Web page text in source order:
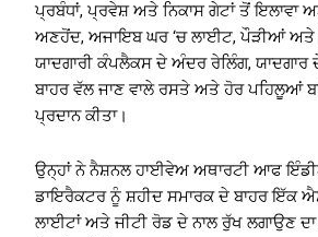
ਪ੍ਰਬੰਧਾਂ, ਪ੍ਰਵੇਸ਼ ਅਤੇ ਨਿਕਾਸ ਗੇਟਾਂ ਤੋਂ ਇਲਾਵਾ
ਅਣਹੋਂਦ, ਅਜਾਇਬ ਘਰ ‘ਚ ਲਾਈਟ, ਪੌੜੀਆਂ ਅਤੇ
ਯਾਦਗਾਰੀ ਕੰਪਲੈਕਸ ਦੇ ਅੰਦਰ ਰੇਲਿੰਗ,
ਬਾਹਰ ਵੱਲ ਜਾਣ ਵਾਲੇ ਰਸਤੇ ਅਤੇ ਹੋਰ ਪਹਿਲੂਆਂ
ਪ੍ਰਦਾਨ ਕੀਤਾ।
ਉਨ੍ਹਾਂ ਨੇ ਨੈਸ਼ਨਲ ਹਾਈਵੇਅ ਅਥਾਰਟੀ ਆਫ
ਡਾਇਰੈਕਟਰ ਨੂੰ ਸ਼ਹੀਦ ਸਮਾਰਕ ਦੇ ਬਾਹਰ ਇੱਕ
ਲਾਈਟਾਂ ਅਤੇ ਜੀਟੀ ਰੋਡ ਦੇ ਨਾਲ ਰੁੱਖ ਲਗਾਉਣ